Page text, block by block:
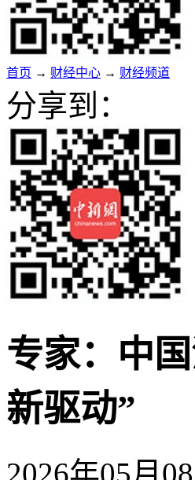
首页 → 财经中心 → 财经频道
分享到：
专家：中
新驱动”